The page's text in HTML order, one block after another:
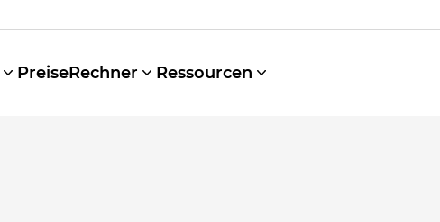
PreiseRechner Ressourcen